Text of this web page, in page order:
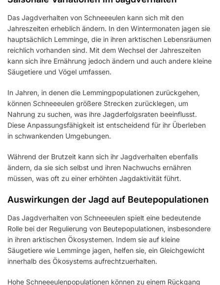
Das Jagdverhalten von Schneeeulen kann sich mit den
Jahreszeiten erheblich ändern. In den Wintermonaten jagen sie
hauptsächlich Lemminge, die in ihren arktischen Lebensräumen
reichlich vorhanden sind. Mit dem Wechsel der Jahreszeiten
kann sich ihre Ernährung jedoch ändern und auch andere kleine
Säugetiere und Vögel umfassen.
In Jahren, in denen die Lemmingpopulationen zurückgehen,
können Schneeeulen größere Strecken zurücklegen, um
Nahrung zu suchen, was ihre Jagderfolgsraten beeinflusst.
Diese Anpassungsfähigkeit ist entscheidend für ihr Überleben
in schwankenden Umgebungen.
Während der Brutzeit kann sich ihr Jagdverhalten ebenfalls
ändern, da sie sich selbst und ihren Nachwuchs ernähren
müssen, was oft zu einer erhöhten Jagdaktivität führt.
Auswirkungen der Jagd auf Beutepopulationen
Das Jagdverhalten von Schneeeulen spielt eine bedeutende
Rolle bei der Regulierung von Beutepopulationen, insbesondere
in ihren arktischen Ökosystemen. Indem sie auf kleine
Säugetiere wie Lemminge jagen, helfen sie, ein Gleichgewicht
innerhalb des Ökosystems aufrechtzuerhalten.
Hohe Schneeeulenpopulationen können zu einem Rückgang